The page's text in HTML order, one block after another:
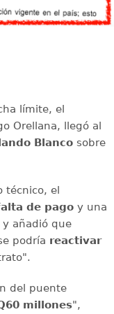
límite, el
Orellana, llegó al
Blancosobre
técnico, el
de pagoy una
añadió que
podría reactivar
del puente
millones",